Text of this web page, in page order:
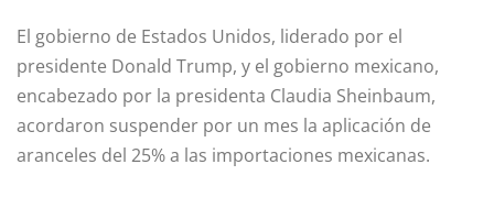
El gobierno de Estados Unidos, liderado por el
presidente Donald Trump, y el gobierno mexicano,
encabezado por la presidenta Claudia Sheinbaum,
acordaron suspender por un mes la aplicación de
aranceles del 25% a las importaciones mexicanas.